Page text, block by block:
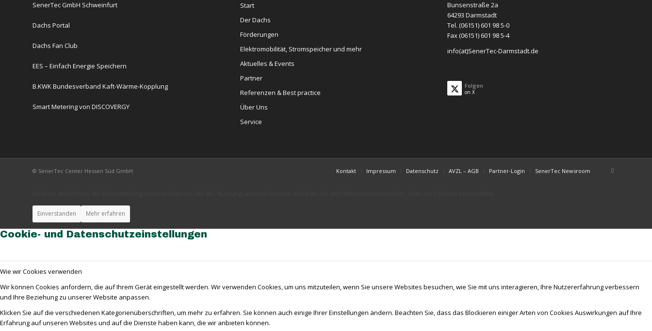
SenerTec GmbH Schweinfurt
Dachs Portal
Dachs Fan Club
EES – Einfach Energie Speichern
B.KWK Bundesverband Kaft-Wärme-Kopplung
Smart Metering von DISCOVERGY
Start
Der Dachs
Förderungen
Elektromobilität, Stromspeicher und mehr
Aktuelles & Events
Partner
Referenzen & Best practice
Über Uns
Service
Bunsenstraße 2a
64293 Darmstadt
Tel. (06151) 601 98 5-0
Fax (06151) 601 98 5-4
info(at)SenerTec-Darmstadt.de
Folgen
on X
© SenerTec Center Hessen Süd GmbH Kontakt Impressum Datenschutz AVZL – AGB Partner-Login SenerTec Newsroom
Einverstanden Mehr erfahren
Cookie- und Datenschutzeinstellungen
Wie wir Cookies verwenden
Wir können Cookies anfordern, die auf Ihrem Gerät eingestellt werden. Wir verwenden Cookies, um uns mitzuteilen, wenn Sie unsere Websites besuchen, wie Sie mit uns interagieren, Ihre Nutzererfahrung verbessern
und Ihre Beziehung zu unserer Website anpassen.
Klicken Sie auf die verschiedenen Kategorienüberschriften, um mehr zu erfahren. Sie können auch einige Ihrer Einstellungen ändern. Beachten Sie, dass das Blockieren einiger Arten von Cookies Auswirkungen auf Ihre
Erfahrung auf unseren Websites und auf die Dienste haben kann, die wir anbieten können.